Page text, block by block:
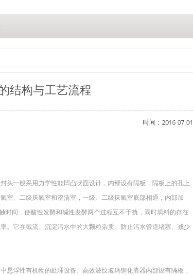
点原因你都记住了吗？
？
结构与工艺流程
时间：2016-07-01
一般采用力学性能凹凸状面设计，内部设有隔板，隔板上的孔上
室、二级厌氧室和澄清室，一级、二级厌氧室底部相通，内部加
时间，使酸性发酵和碱性发酵两个过程互不干扰，同时填料的存在
。它在截流、沉淀污水中的大颗粒杂质、防止污水管道堵塞、减少
浮性有机物的处理设备。高效波纹玻璃钢化粪器内部设有隔板，